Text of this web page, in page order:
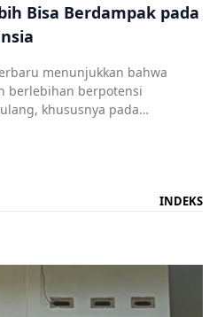
Bisa Berdampak pada
menunjukkan bahwa
berlebihan berpotensi
khususnya pada
INDEKS